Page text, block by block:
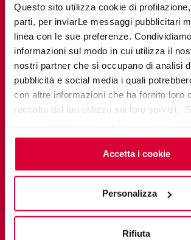
Questo sito utilizza cookie di
parti, per inviarLe messaggi pubblicitari
linea con le sue preferenze.
informazioni sul modo in cui utilizza il
nostri partner che si occupano di analisi
pubblicità e social media i quali
con altre informazioni che ha fornito loro
raccolto dal tuo utilizzo sui loro servizi.
cookieclicchi qui. Il consenso può
cliccando sul tasto “Accetta i cookie”. Se
cookie di profilazione può negare il
Accetta i cookie
Personalizza
Rifiuta
A differenza delle superfici in pietra
richiedono l’utilizzo di sigillanti
interventi professionali, con una
estremamente semplice le
porcellanato mantengono il loro
impeccabile. La superficie non
alle macchie di penetrare in
l’elevata e intrinseca resistenza del
prodotti chimici consente l’utilizzo
detergenti domestici senza rischi di
scolorimenti.
Pulire le piastrelle in gres
routine quotidiana che non
preserva l'investimento in un bagno